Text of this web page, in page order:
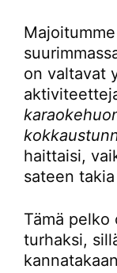
on valtavat
haittaisi,
sateen
Tämä
turhaksi,